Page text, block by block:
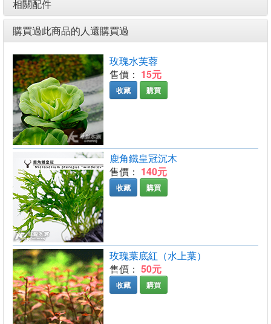
相關配件
購買過此商品的人還購買過
玫瑰水芙蓉
售價： 15元
收藏 購買
鹿角鐵皇冠沉木
售價： 140元
收藏 購買
玫瑰葉底紅（水上葉）
售價： 50元
收藏 購買